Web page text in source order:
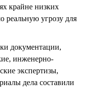
крайне низких
реальную угрозу для
документации,
инженерно-
экспертизы,
дела составили